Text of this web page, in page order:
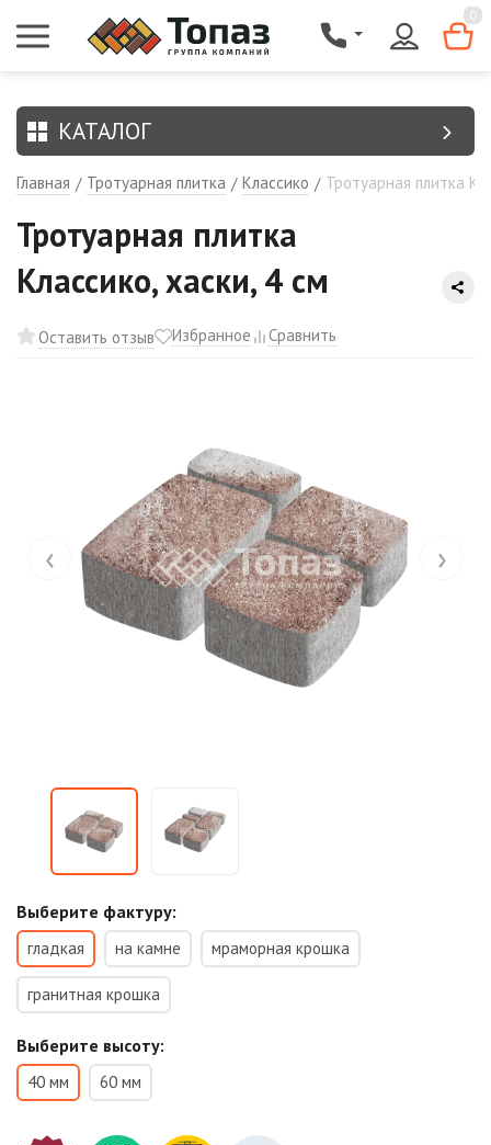
0
КАТАЛОГ
Главная / Тротуарная плитка / Классико / Тротуарная плитка
Тротуарная плитка
Классико, хаски, 4 см
Оставить отзыв Избранное Сравнить
‹ ›
Выберите фактуру:
гладкая на камне мраморная крошка
гранитная крошка
Выберите высоту:
40 мм 60 мм